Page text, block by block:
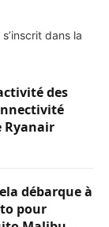
dans la
des
Ryanair
débarque à
pour